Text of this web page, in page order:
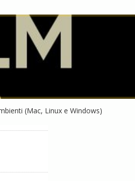
(Mac, Linux e Windows)